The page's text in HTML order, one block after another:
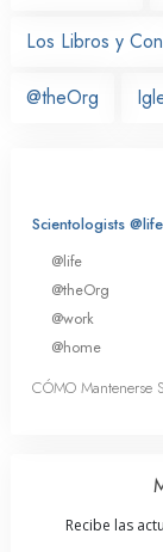
Los Libros y
@theOrg
Scientologists @life
@life
@theOrg
@work
@home
CÓMO Mantenerse
Recibe las